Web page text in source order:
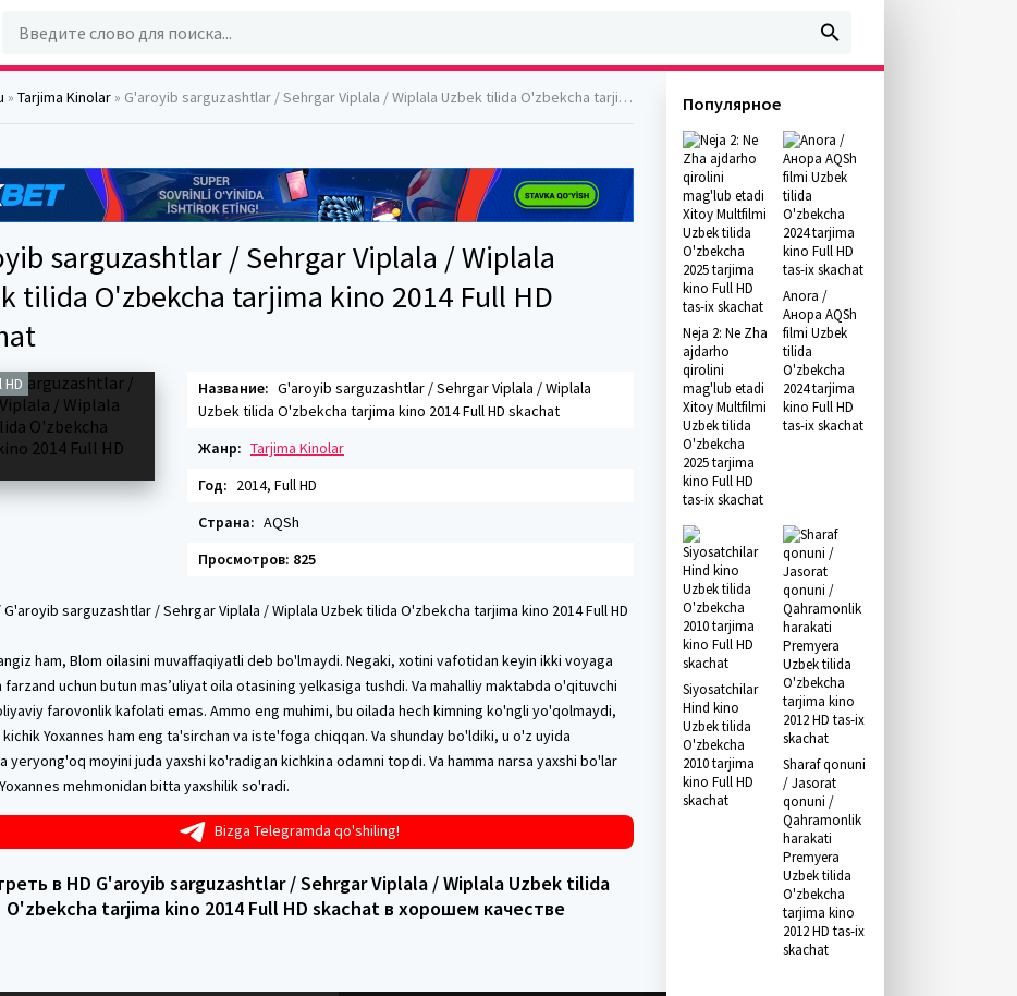
» Tarjima Kinolar » G'aroyib sarguzashtlar / Sehrgar Viplala / Wiplala Uzbek tilida O'zbekcha tarjima kino 2014 Full HD skachat
sarguzashtlar / Sehrgar Viplala / Wiplala
tilida O'zbekcha tarjima kino 2014 Full HD
Название: G'aroyib sarguzashtlar / Sehrgar Viplala / Wiplala
Uzbek tilida O'zbekcha tarjima kino 2014 Full HD skachat
Жанр: Tarjima Kinolar
Год: 2014, Full HD
Страна: AQSh
Просмотров: 825
sarguzashtlar / Sehrgar Viplala / Wiplala Uzbek tilida O'zbekcha tarjima kino 2014 Full HD
ham, Blom oilasini muvaffaqiyatli deb bo'lmaydi. Negaki, xotini vafotidan keyin ikki voyaga
uchun butun mas’uliyat oila otasining yelkasiga tushdi. Va mahalliy maktabda o'qituvchi
farovonlik kafolati emas. Ammo eng muhimi, bu oilada hech kimning ko'ngli yo'qolmaydi,
Yoxannes ham eng ta'sirchan va iste'foga chiqqan. Va shunday bo'ldiki, u o'z uyida
yeryong'oq moyini juda yaxshi ko'radigan kichkina odamni topdi. Va hamma narsa yaxshi bo'lar
mehmonidan bitta yaxshilik so'radi.
Bizga Telegramda qo'shiling!
в HD G'aroyib sarguzashtlar / Sehrgar Viplala / Wiplala Uzbek tilida
O'zbekcha tarjima kino 2014 Full HD skachat в хорошем качестве
Популярное
Neja 2: Ne Zha
ajdarho
qirolini
mag'lub etadi
Xitoy Multfilmi
Uzbek tilida
O'zbekcha
2025 tarjima
kino Full HD
tas-ix skachat
Anora /
Анора AQSh
filmi Uzbek
tilida
O'zbekcha
2024 tarjima
kino Full HD
tas-ix skachat
Siyosatchilar
Hind kino
Uzbek tilida
O'zbekcha
2010 tarjima
kino Full HD
skachat
Sharaf qonuni
/ Jasorat
qonuni /
Qahramonlik
harakati
Premyera
Uzbek tilida
O'zbekcha
tarjima kino
2012 HD tas-ix
skachat